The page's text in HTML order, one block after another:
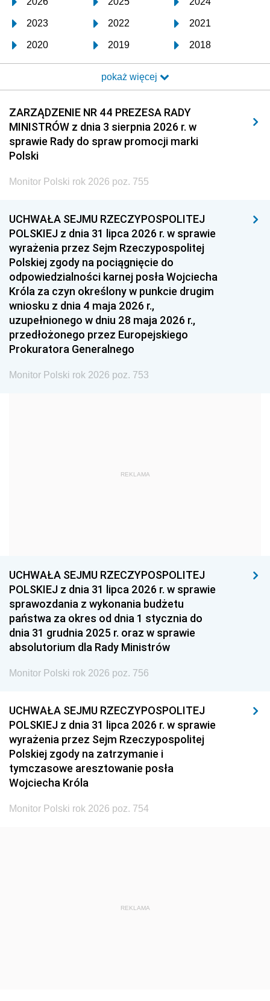
2023 2022 2021
2020 2019 2018
2017 2016 2015
2014 2013 2012
2011 2010 2009
2008 2007 2006
2005
1996 1995 1994
1993 1992 1991
1990 1989
1987 1986 1985
1984 1983
1981 1980 1979
1978 1977
1975 1974
1959
1939 1938 1937
1936 1930
pokaż więcej
ZARZĄDZENIE NR 44 PREZESA RADY
MINISTRÓW z dnia 3 sierpnia 2026 r. w
sprawie Rady do spraw promocji marki
Polski
Monitor Polski rok 2026 poz. 755
UCHWAŁA SEJMU RZECZYPOSPOLITEJ
POLSKIEJ z dnia 31 lipca 2026 r. w sprawie
wyrażenia przez Sejm Rzeczypospolitej
Polskiej zgody na pociągnięcie do
odpowiedzialności karnej posła Wojciecha
Króla za czyn określony w punkcie drugim
wniosku z dnia 4 maja 2026 r.,
uzupełnionego w dniu 28 maja 2026 r.,
przedłożonego przez Europejskiego
Prokuratora Generalnego
Monitor Polski rok 2026 poz. 753
REKLAMA
UCHWAŁA SEJMU RZECZYPOSPOLITEJ
POLSKIEJ z dnia 31 lipca 2026 r. w sprawie
sprawozdania z wykonania budżetu
państwa za okres od dnia 1 stycznia do
dnia 31 grudnia 2025 r. oraz w sprawie
absolutorium dla Rady Ministrów
Monitor Polski rok 2026 poz. 756
UCHWAŁA SEJMU RZECZYPOSPOLITEJ
POLSKIEJ z dnia 31 lipca 2026 r. w sprawie
wyrażenia przez Sejm Rzeczypospolitej
Polskiej zgody na zatrzymanie i
tymczasowe aresztowanie posła
Wojciecha Króla
Monitor Polski rok 2026 poz. 754
REKLAMA